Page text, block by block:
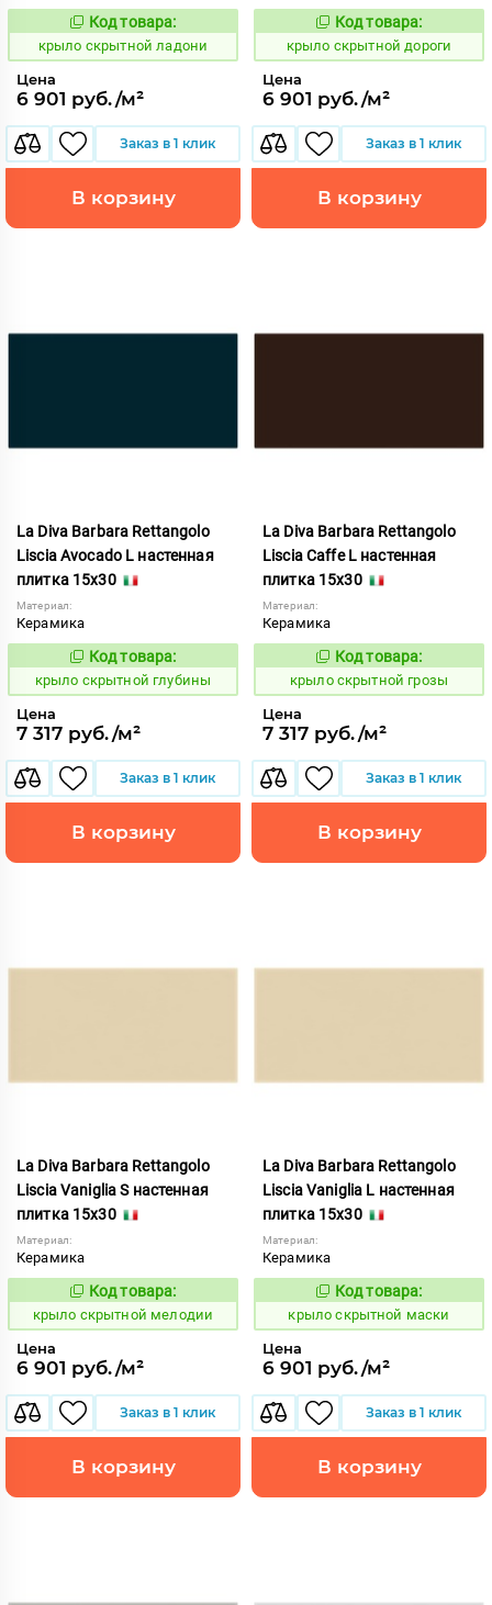
839417
Код товара:
крыло скрытной ладони
Цена
6 901 руб./м²
Заказ в 1 клик
В корзину
839397
Код товара:
крыло скрытной дороги
Цена
6 901 руб./м²
Заказ в 1 клик
В корзину
La Diva Barbara Rettangolo
Liscia Avocado L настенная
плитка 15x30
Материал:
Керамика
839392
Код товара:
крыло скрытной глубины
Цена
7 317 руб./м²
Заказ в 1 клик
В корзину
La Diva Barbara Rettangolo
Liscia Caffe L настенная
плитка 15x30
Материал:
Керамика
839394
Код товара:
крыло скрытной грозы
Цена
7 317 руб./м²
Заказ в 1 клик
В корзину
La Diva Barbara Rettangolo
Liscia Vaniglia S настенная
плитка 15x30
Материал:
Керамика
839423
Код товара:
крыло скрытной мелодии
Цена
6 901 руб./м²
Заказ в 1 клик
В корзину
La Diva Barbara Rettangolo
Liscia Vaniglia L настенная
плитка 15x30
Материал:
Керамика
839422
Код товара:
крыло скрытной маски
Цена
6 901 руб./м²
Заказ в 1 клик
В корзину